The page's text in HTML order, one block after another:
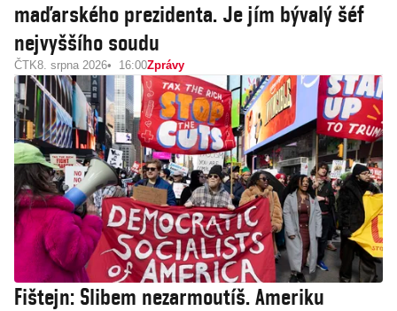
maďarského prezidenta. Je jím bývalý šéf
nejvyššího soudu
ČTK8. srpna 2026 16:00Zprávy
Fištejn: Slibem nezarmoutíš. Ameriku